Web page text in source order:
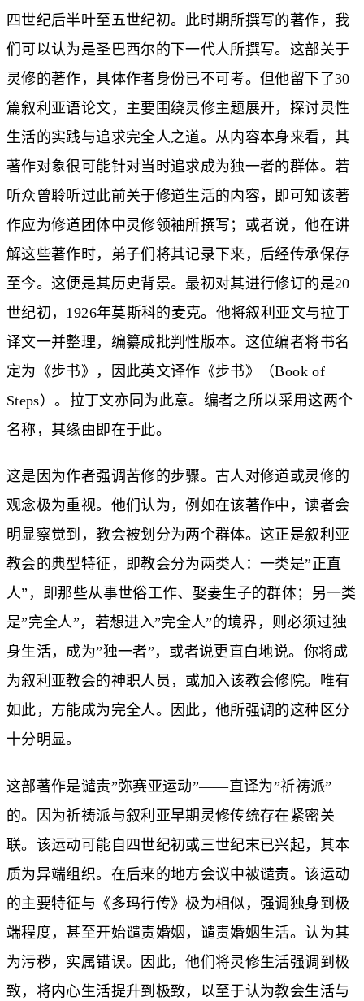
四世纪后半叶至五世纪初。此时期所撰写的著作，我
们可以认为是圣巴西尔的下一代人所撰写。这部关于
灵修的著作，具体作者身份已不可考。但他留下了30
篇叙利亚语论文，主要围绕灵修主题展开，探讨灵性
生活的实践与追求完全人之道。从内容本身来看，其
著作对象很可能针对当时追求成为独一者的群体。若
听众曾聆听过此前关于修道生活的内容，即可知该著
作应为修道团体中灵修领袖所撰写；或者说，他在讲
解这些著作时，弟子们将其记录下来，后经传承保存
至今。这便是其历史背景。最初对其进行修订的是20
世纪初，1926年莫斯科的麦克。他将叙利亚文与拉丁
译文一并整理，编纂成批判性版本。这位编者将书名
定为《步书》，因此英文译作《步书》（Book of
Steps）。拉丁文亦同为此意。编者之所以采用这两个
名称，其缘由即在于此。
这是因为作者强调苦修的步骤。古人对修道或灵修的
观念极为重视。他们认为，例如在该著作中，读者会
明显察觉到，教会被划分为两个群体。这正是叙利亚
教会的典型特征，即教会分为两类人：一类是”正直
人”，即那些从事世俗工作、娶妻生子的群体；另一类
是”完全人”，若想进入”完全人”的境界，则必须过独
身生活，成为”独一者”，或者说更直白地说。你将成
为叙利亚教会的神职人员，或加入该教会修院。唯有
如此，方能成为完全人。因此，他所强调的这种区分
十分明显。
这部著作是谴责”弥赛亚运动”——直译为”祈祷派”
的。因为祈祷派与叙利亚早期灵修传统存在紧密关
联。该运动可能自四世纪初或三世纪末已兴起，其本
质为异端组织。在后来的地方会议中被谴责。该运动
的主要特征与《多玛行传》极为相似，强调独身到极
端程度，甚至开始谴责婚姻，谴责婚姻生活。认为其
为污秽，实属错误。因此，他们将灵修生活强调到极
致，将内心生活提升到极致，以至于认为教会生活与